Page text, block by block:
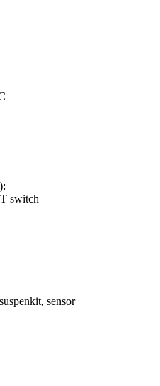
switch
sensor